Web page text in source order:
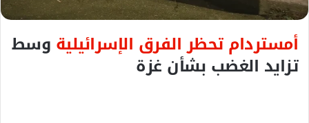
و
ن
ي
ا
أمستردام تحظر الفرق الإسرائيلية وسط
تزايد الغضب بشأن غزة